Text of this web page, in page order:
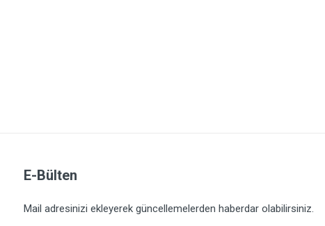
E-Bülten
Mail adresinizi ekleyerek güncellemelerden haberdar olabilirsiniz.